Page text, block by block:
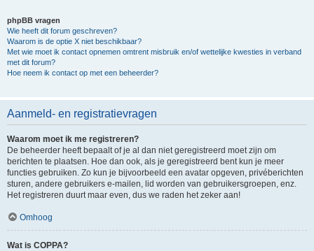
phpBB vragen
Wie heeft dit forum geschreven?
Waarom is de optie X niet beschikbaar?
Met wie moet ik contact opnemen omtrent misbruik en/of wettelijke kwesties in verband
met dit forum?
Hoe neem ik contact op met een beheerder?
Aanmeld- en registratievragen
Waarom moet ik me registreren?
De beheerder heeft bepaalt of je al dan niet geregistreerd moet zijn om
berichten te plaatsen. Hoe dan ook, als je geregistreerd bent kun je meer
functies gebruiken. Zo kun je bijvoorbeeld een avatar opgeven, privéberichten
sturen, andere gebruikers e-mailen, lid worden van gebruikersgroepen, enz.
Het registreren duurt maar even, dus we raden het zeker aan!
Omhoog
Wat is COPPA?